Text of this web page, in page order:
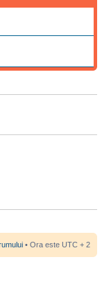
• Ora este UTC + 2